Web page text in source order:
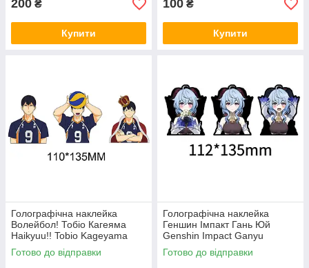
200 ₴
Купити
100 ₴
Купити
Голографічна наклейка
Волейбол! Тобіо Кагеяма
Haikyuu!! Tobio Kageyama
Готово до відправки
Голографічна наклейка
Геншин Імпакт Гань Юй
Genshin Impact Ganyu
112x135 мм
Готово до відправки